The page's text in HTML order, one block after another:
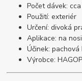
Počet dávek:
Použití: exteriér
Určení: divoká
Aplikace: na
Účinek: pachová
Výrobce: